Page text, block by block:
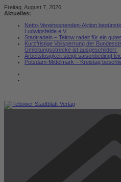
Zum
Inhalt
Freitag, August 7, 2026
Aktuelles:
Netto-Vereinsspenden-Aktion
Ludwigsfelde e.V.
Stadtradeln – Teltow radelt für ein
Kurzfristige Vollsperrung der
Umleitungsstrecke ist ausgeschildert
Arbeitslosigkeit steigt saisonbedingt
Potsdam-Mittelmark – Kreistag